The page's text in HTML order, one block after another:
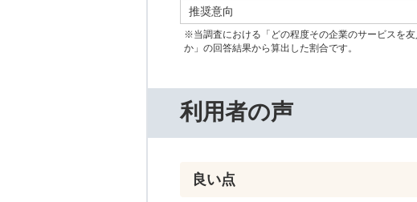
推奨意向
※当調査における「どの程度その企業のサービスを
か」の回答結果から算出した割合です。
利用者の声
良い点